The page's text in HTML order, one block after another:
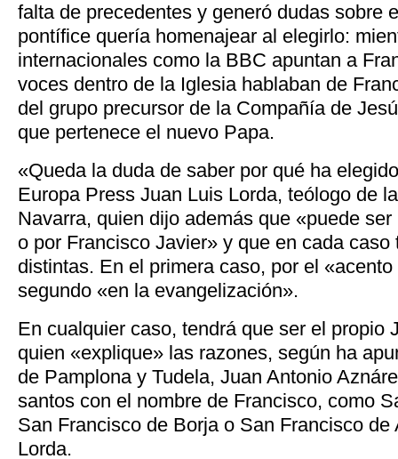
falta de precedentes y generó dudas sobre
pontífice quería homenajear al elegirlo:
internacionales como la BBC apuntan a
voces dentro de la Iglesia hablaban de
del grupo precursor de la Compañía de
que pertenece el nuevo Papa.
«Queda la duda de saber por qué ha
Europa Press Juan Luis Lorda, teólogo de
Navarra, quien dijo además que «puede
o por Francisco Javier» y que en cada
distintas. En el primera caso, por el
segundo «en la evangelización».
En cualquier caso, tendrá que ser el propio
quien «explique» las razones, según ha
de Pamplona y Tudela, Juan Antonio
santos con el nombre de Francisco, como
San Francisco de Borja o San Francisco
Lorda.